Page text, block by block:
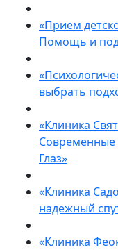
«Прием
Помощь и
выбрать
«Клиника
Глаз»
«Клиника
надежный
«Клиника